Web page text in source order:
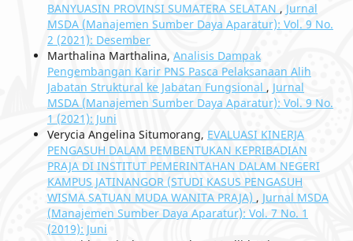
BANYUASIN PROVINSI SUMATERA SELATAN , Jurnal
MSDA (Manajemen Sumber Daya Aparatur): Vol. 9 No.
2 (2021): Desember
Marthalina Marthalina, Analisis Dampak
Pengembangan Karir PNS Pasca Pelaksanaan Alih
Jabatan Struktural ke Jabatan Fungsional , Jurnal
MSDA (Manajemen Sumber Daya Aparatur): Vol. 9 No.
1 (2021): Juni
Verycia Angelina Situmorang, EVALUASI KINERJA
PENGASUH DALAM PEMBENTUKAN KEPRIBADIAN
PRAJA DI INSTITUT PEMERINTAHAN DALAM NEGERI
KAMPUS JATINANGOR (STUDI KASUS PENGASUH
WISMA SATUAN MUDA WANITA PRAJA) , Jurnal MSDA
(Manajemen Sumber Daya Aparatur): Vol. 7 No. 1
(2019): Juni